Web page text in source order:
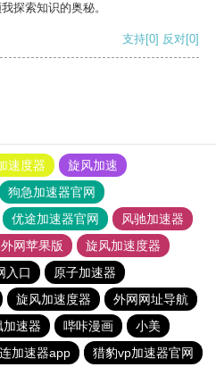
探索知识的奥秘。
支持[0] 反对[0]
速度器
旋风加速
狗急加速器官网
优途加速器官网
风驰加速器
网苹果版
旋风加速度器
入口
原子加速器
旋风加速度器
外网网址导航
加速器 哔咔漫画
小美
加速器app
猎豹vp加速器官网